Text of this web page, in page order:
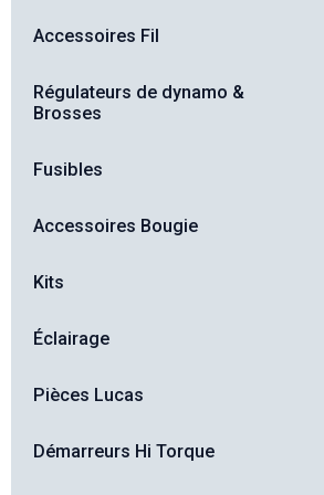
Accessoires Fil
Régulateurs de dynamo &
Brosses
Fusibles
Accessoires Bougie
Kits
Éclairage
Pièces Lucas
Démarreurs Hi Torque